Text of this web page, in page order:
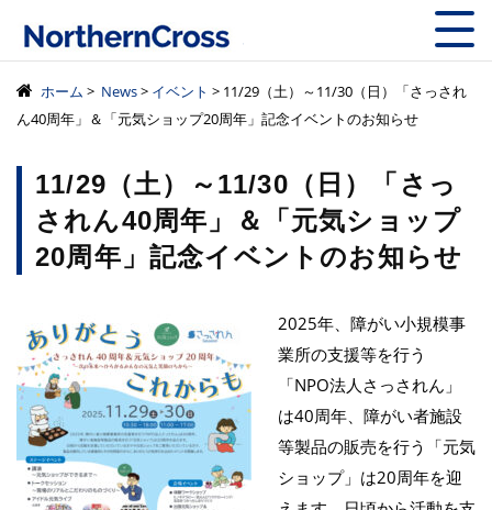
株式会社ノーザン
ホーム > News> イベント > 11/29（土）～11/30（日）「さっされ
ん40周年」＆「元気ショップ20周年」記念イベントのお知らせ
11/29（土）～11/30（日）「さっ
されん40周年」＆「元気ショップ
20周年」記念イベントのお知らせ
2025年、障がい小規模事
業所の支援等を行う
「NPO法人さっされん」
は40周年、障がい者施設
等製品の販売を行う「元気
ショップ」は20周年を迎